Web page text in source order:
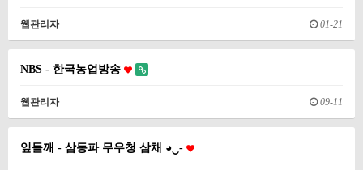
웹관리자 01-21
NBS - 한국농업방송
웹관리자 09-11
잎들깨 - 삼동파 무우청 삼채 ◕‿-